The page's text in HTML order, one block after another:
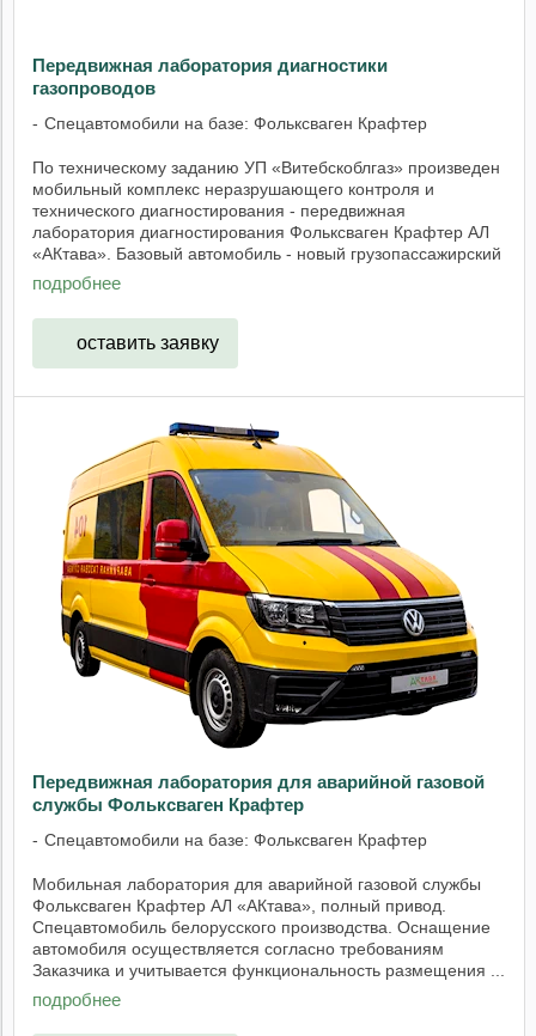
Передвижная лаборатория диагностики
газопроводов
Спецавтомобили на базе: Фольксваген Крафтер
По техническому заданию УП «Витебскоблгаз» произведен
мобильный комплекс неразрушающего контроля и
технического диагностирования - передвижная
лаборатория диагностирования Фольксваген Крафтер АЛ
«АКтава». Базовый автомобиль - новый грузопассажирский
...
подробнее
оставить заявку
Передвижная лаборатория для аварийной газовой
службы Фольксваген Крафтер
Спецавтомобили на базе: Фольксваген Крафтер
Мобильная лаборатория для аварийной газовой службы
Фольксваген Крафтер АЛ «АКтава», полный привод.
Спецавтомобиль белорусского производства. Оснащение
автомобиля осуществляется согласно требованиям
Заказчика и учитывается функциональность размещения ...
подробнее